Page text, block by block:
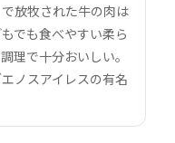
放牧された牛の肉は
でも食べやすい柔ら
理で十分おいしい。
ノスアイレスの有名